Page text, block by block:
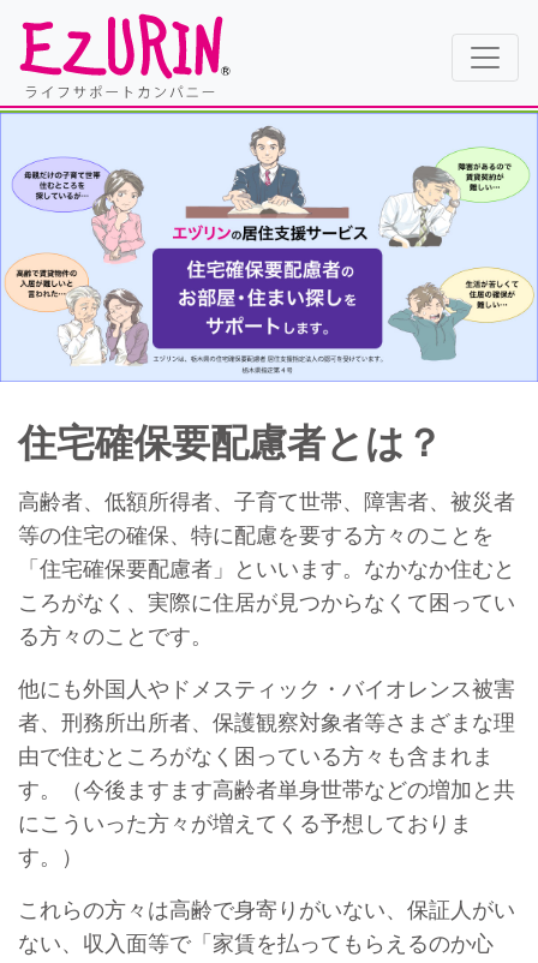
住宅確保要配慮者とは？
高齢者、低額所得者、子育て世帯、障害者、被災者
等の住宅の確保、特に配慮を要する方々のことを
「住宅確保要配慮者」といいます。なかなか住むと
ころがなく、実際に住居が見つからなくて困ってい
る方々のことです。
他にも外国人やドメスティック・バイオレンス被害
者、刑務所出所者、保護観察対象者等さまざまな理
由で住むところがなく困っている方々も含まれま
す。（今後ますます高齢者単身世帯などの増加と共
にこういった方々が増えてくる予想しておりま
す。）
これらの方々は高齢で身寄りがいない、保証人がい
ない、収入面等で「家賃を払ってもらえるのか心